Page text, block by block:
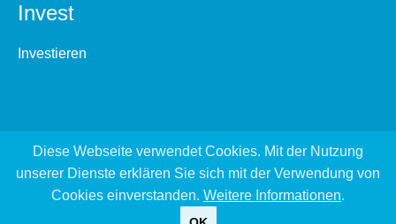
Invest
Investieren
Diese Webseite verwendet Cookies. Mit der Nutzung
unserer Dienste erklären Sie sich mit der Verwendung von
Cookies einverstanden. Weitere Informationen.